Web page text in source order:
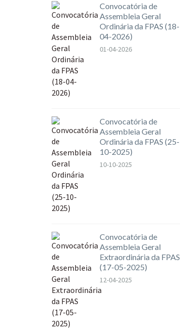
Convocatória de
Assembleia Geral
Ordinária da FPAS (18-
04-2026)
01-04-2026
Convocatória de
Assembleia Geral
Ordinária da FPAS (25-
10-2025)
10-10-2025
Convocatória de
Assembleia Geral
Extraordinária da FPAS
(17-05-2025)
12-04-2025